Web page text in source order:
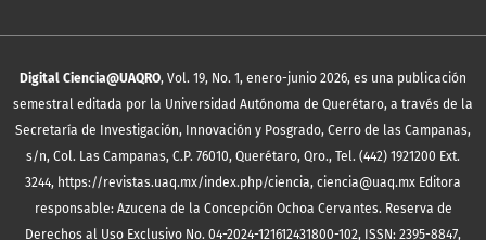
Digital Ciencia@UAQRO, Vol. 19, No. 1, enero-junio 2026, es una publicación
semestral editada por la Universidad Autónoma de Querétaro, a través de la
Secretaría de Investigación, Innovación y Posgrado, Cerro de las Campanas,
s/n, Col. Las Campanas, C.P. 76010, Querétaro, Qro., Tel. (442) 1921200 Ext.
3244, https://revistas.uaq.mx/index.php/ciencia, ciencia@uaq.mx Editora
responsable: Azucena de la Concepción Ochoa Cervantes. Reserva de
Derechos al Uso Exclusivo No. 04-2024-121612431800-102, ISSN: 2395-8847,